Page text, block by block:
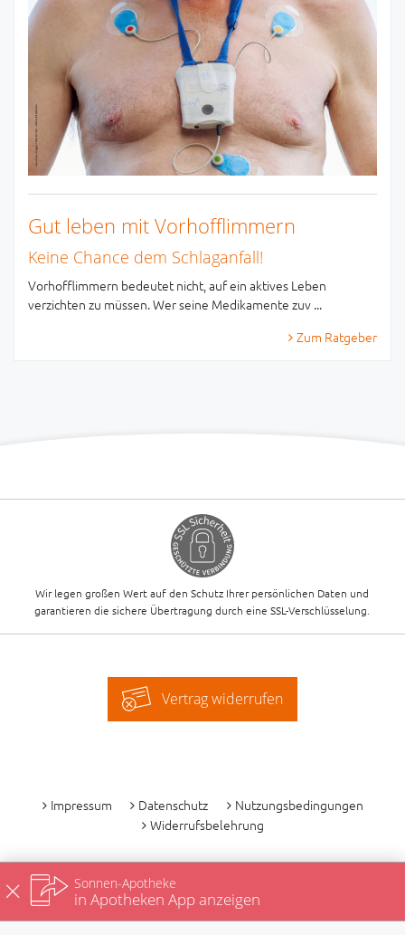
Gut leben mit Vorhofflimmern
Keine Chance dem Schlaganfall!
Vorhofflimmern bedeutet nicht, auf ein aktives Leben
verzichten zu müssen. Wer seine Medikamente zuv ...
Zum Ratgeber
Wir legen großen Wert auf den Schutz Ihrer persönlichen Daten und
garantieren die sichere Übertragung durch eine SSL-Verschlüsselung.
Vertrag widerrufen
Impressum Datenschutz
Nutzungsbedingungen
Widerrufsbelehrung
Sonnen-Apotheke
in Apotheken App anzeigen